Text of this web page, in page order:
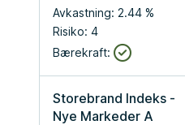
Avkastning: 2.44 %
Risiko: 4
Bærekraft:
Storebrand Indeks -
Nye Markeder A